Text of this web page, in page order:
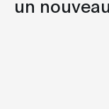
un